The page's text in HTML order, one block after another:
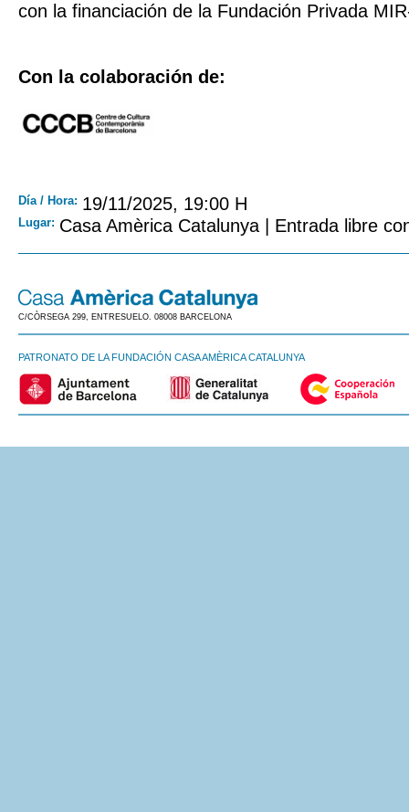
con la financiación de la Fundación Privada
Con la colaboración de:
Día / Hora: 19/11/2025, 19:00 H
Lugar: Casa Amèrica Catalunya | Entrada libre
C/CÒRSEGA 299, ENTRESUELO. 08008 BARCELONA
PATRONATO DE LA FUNDACIÓN CASA AMÈRICA CATALUNYA